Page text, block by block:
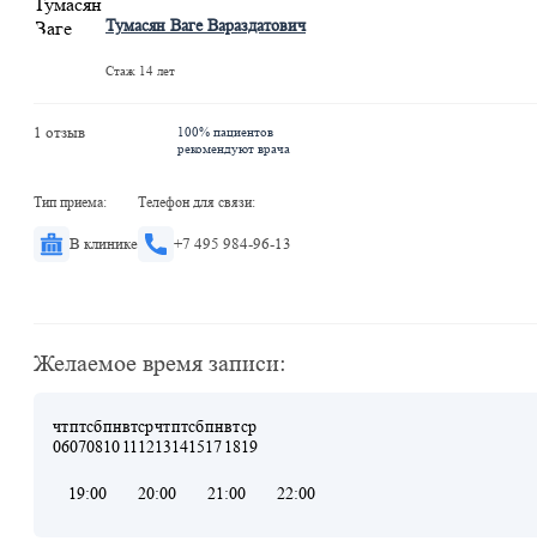
Тумасян Ваге Вараздатович
Стаж 14 лет
1 отзыв
100% пациентов
рекомендуют врача
Тип приема:
В клинике
Телефон для связи:
+7 495 984-96-13
Желаемое время записи:
чт
06
пт
07
сб
08
пн
10
вт
11
ср
12
чт
13
пт
14
сб
15
пн
17
вт
18
ср
19
19:00 20:00 21:00 22:00